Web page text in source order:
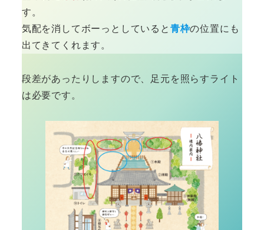
す。
気配を消してボーっとしていると 青枠の位置にも
出てきてくれます。
段差があったりしますので、足元を照らすライト
は必要です。